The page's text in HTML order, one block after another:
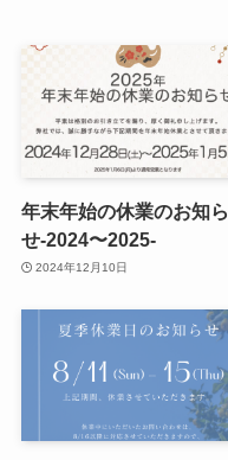
年末年始の休業のお知ら
せ-2024〜2025-
2024年12月10日